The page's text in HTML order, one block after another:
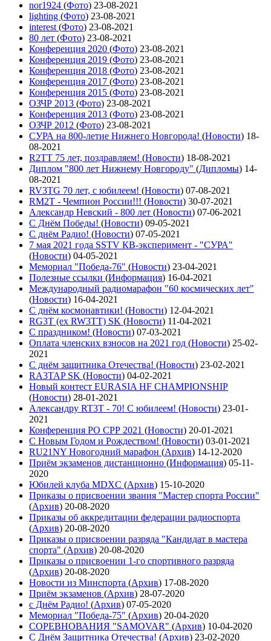
nor1924 (Фото) 23-08-2021
lighting (Фото) 23-08-2021
interest (Фото) 23-08-2021
80 лет (Фото) 23-08-2021
Конференция 2020 (Фото) 23-08-2021
Конференция 2019 (Фото) 23-08-2021
Конференция 2018 (Фото) 23-08-2021
Конференция 2017 (Фото) 23-08-2021
Конференция 2015 (Фото) 23-08-2021
ОЗЧР 2013 (Фото) 23-08-2021
Конференция 2013 (Фото) 23-08-2021
ОЗЧР 2012 (Фото) 23-08-2021
СУРА на 800-летие Нижнего Новгорода! (Новости) 18-
08-2021
R2TT 75 лет, поздравляем! (Новости) 18-08-2021
Диплом "800 лет Нижнему Новгороду" (Дипломы) 14-
08-2021
RV3TG 70 лет, с юбилеем! (Новости) 07-08-2021
RM2T - Чемпион России!!! (Новости) 30-07-2021
Александр Невский - 800 лет (Новости) 07-06-2021
С Днём Победы! (Новости) 09-05-2021
C днём Радио! (Новости) 07-05-2021
7 мая 2021 года SSTV КВ-эксперимент - "СУРА"
(Новости) 04-05-2021
Мемориал "Победа-76" (Новости) 23-04-2021
Полезные ссылки (Информация) 16-04-2021
Международный радиомарафон "60 космических лет"
(Новости) 16-04-2021
С днём космонавтики! (Новости) 12-04-2021
RG3T (ex RW3TT) SK (Новости) 11-04-2021
С праздником! (Новости) 07-03-2021
Оплата членских взносов на 2021 год (Новости) 25-02-
2021
С днём защитника Отечества! (Новости) 23-02-2021
RA3TAP SK (Новости) 04-02-2021
Новый контест EURASIA HF CHAMPIONSHIP
(Новости) 28-01-2021
Александру RT3T - 70! С юбилеем! (Новости) 23-01-
2021
Конференция РО СРР 2021 (Новости) 20-01-2021
С Новым Годом и Рождеством! (Новости) 03-01-2021
RU21NY Новогодний марафон (Архив) 14-12-2020
Приём экзаменов дистанционно (Информация) 05-11-
2020
Юбилей клуба MDXC (Архив) 15-10-2020
Приказы о присвоении звания "Мастер спорта России"
(Архив) 20-08-2020
Приказы об аккредитации федерации радиоспорта
(Архив) 20-08-2020
Приказы о присвоении разряда "Кандидат в мастера
спорта" (Архив) 20-08-2020
Приказы о присвоении 1-го спортивного разряда
(Архив) 20-08-2020
Новости из Минспорта (Архив) 17-08-2020
Приём экзаменов (Архив) 28-07-2020
с Днём Радио! (Архив) 07-05-2020
Мемориал "Победа-75" (Архив) 20-04-2020
СОРЕВНОВАНИЯ "SAMOVAR" (Архив) 10-04-2020
С Днём Защитника Отечества! (Архив) 23-02-2020